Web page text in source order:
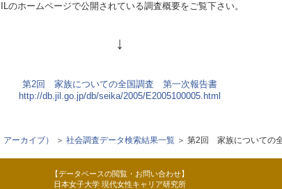
のホームページで公開されている調査概要をご覧下さい。
↓
第2回 家族についての全国調査 第一次報告書
http://db.jil.go.jp/db/seika/2005/E2005100005.html
ーカイブ） ＞ 社会調査データ検索結果一覧＞ 第2回 家族についての
【データベースの閲覧・お問い合わせ】
日本女子大学 現代女性キャリア研究所